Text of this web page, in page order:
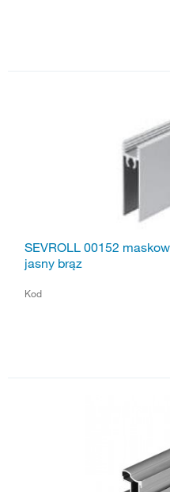
SEVROLL 00152
jasny brąz
Kod